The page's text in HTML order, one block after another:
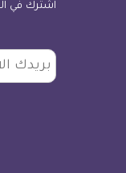
اشترك في
بريدك
الالكتروني